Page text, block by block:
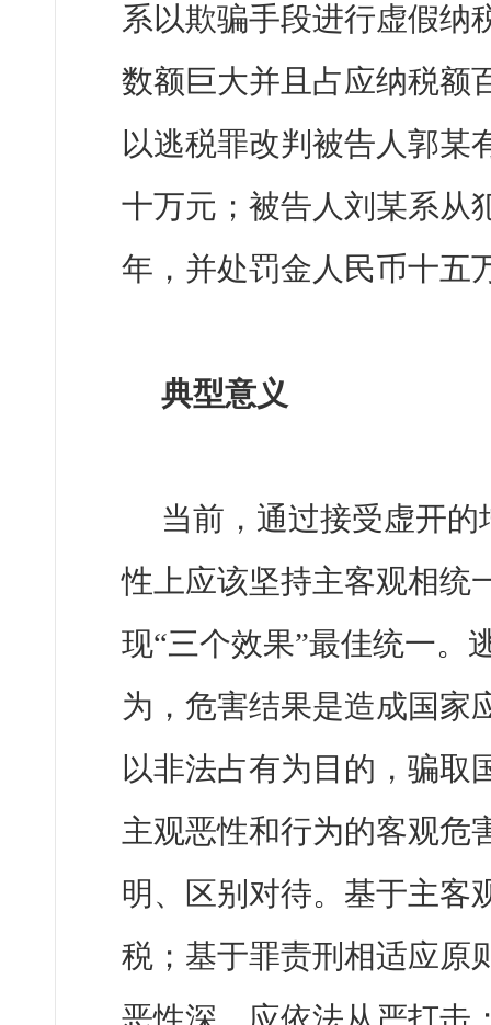
系以欺骗手段进行虚假纳
数额巨大并且占应纳税额
以逃税罪改判被告人郭某
十万元；被告人刘某系从
年，并处罚金人民币十五
典型意义
当前，通过接受虚开
性上应该坚持主客观相统
现“三个效果”最佳统一。
为，危害结果是造成国家
以非法占有为目的，骗取
主观恶性和行为的客观危
明、区别对待。基于主客
税；基于罪责刑相适应原